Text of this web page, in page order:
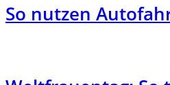
So nutzen